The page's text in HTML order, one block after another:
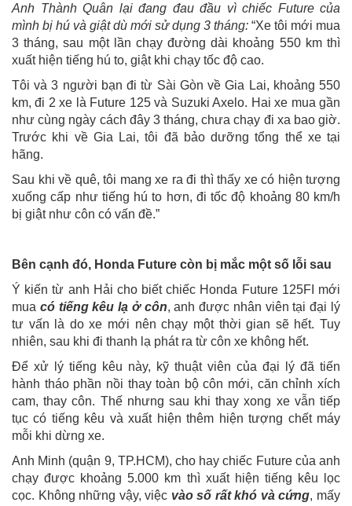
Anh Thành Quân lại đang đau đầu vì chiếc Future của
mình bị hú và giật dù mới sử dụng 3 tháng: “Xe tôi mới mua
3 tháng, sau một lần chạy đường dài khoảng 550 km thì
xuất hiện tiếng hú to, giật khi chạy tốc độ cao.
Tôi và 3 người bạn đi từ Sài Gòn về Gia Lai, khoảng 550
km, đi 2 xe là Future 125 và Suzuki Axelo. Hai xe mua gần
như cùng ngày cách đây 3 tháng, chưa chạy đi xa bao giờ.
Trước khi về Gia Lai, tôi đã bảo dưỡng tổng thể xe tại
hãng.
Sau khi về quê, tôi mang xe ra đi thì thấy xe có hiện tượng
xuống cấp như tiếng hú to hơn, đi tốc độ khoảng 80 km/h
bị giật như côn có vấn đề.”
Bên cạnh đó, Honda Future còn bị mắc một số lỗi sau
Ý kiến từ anh Hải cho biết chiếc Honda Future 125FI mới
mua có tiếng kêu lạ ở côn, anh được nhân viên tại đại lý
tư vấn là do xe mới nên chạy một thời gian sẽ hết. Tuy
nhiên, sau khi đi thanh lạ phát ra từ côn xe không hết.
Để xử lý tiếng kêu này, kỹ thuật viên của đại lý đã tiến
hành tháo phần nồi thay toàn bộ côn mới, căn chỉnh xích
cam, thay côn. Thế nhưng sau khi thay xong xe vẫn tiếp
tục có tiếng kêu và xuất hiện thêm hiện tượng chết máy
mỗi khi dừng xe.
Anh Minh (quận 9, TP.HCM), cho hay chiếc Future của anh
chạy được khoảng 5.000 km thì xuất hiện tiếng kêu lọc
cọc. Không những vậy, việc vào số rất khó và cứng, mấy